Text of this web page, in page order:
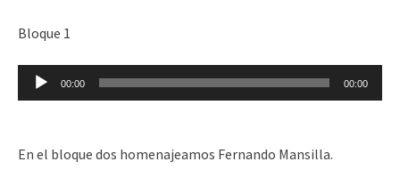
Bloque 1
Reproductor
de
00:00 00:00
En el bloque dos homenajeamos Fernando Mansilla.